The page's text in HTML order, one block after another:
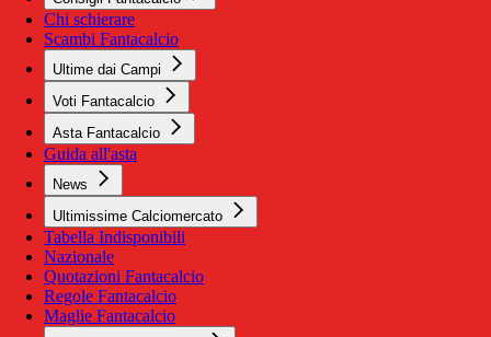
Chi schierare
Scambi Fantacalcio
Ultime dai Campi
Voti Fantacalcio
Asta Fantacalcio
Guida all'asta
News
Ultimissime Calciomercato
Tabella Indisponibili
Nazionale
Quotazioni Fantacalcio
Regole Fantacalcio
Maglie Fantacalcio